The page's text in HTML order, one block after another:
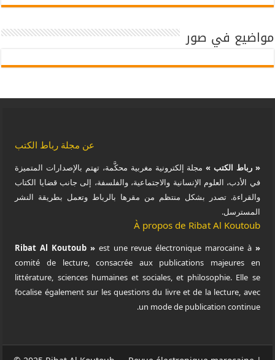
مواضيع في صور
عن مجلة رباط الكتب
« رباط الكتب »مجلة إلكترونية مغربية محكَّمة، تهتم بالإصدارات المتميزة
في الأدب، العلوم الإنسانية والاجتماعية، والفلسفة، إلى جانب قضايا الكتاب
والقراءة. تصدر بشكل منتظم من مقرها بالرباط وتعمل بطريقة النشر
المسترسل.
À propos de Ribat Al Koutoub
« Ribat Al Koutoub »
est une revue électronique marocaine à
comité de lecture, consacrée aux publications majeures en
littérature, sciences humaines et sociales, et philosophie. Elle se
focalise également sur les questions du livre et de la lecture, avec
un mode de publication continue.